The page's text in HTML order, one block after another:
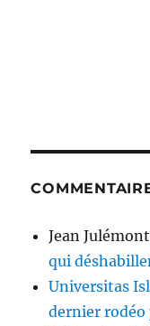
Jean Julémont
qui
Universitas
dernier rodéo